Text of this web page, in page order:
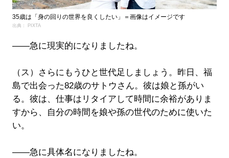
35歳は「身の回りの世界を良くしたい」＝画像はイメージです
出典： PIXTA
――急に現実的になりましたね。
（ス）さらにもうひと世代足しましょう。昨日、福
島で出会った82歳のサトウさん。彼は娘と孫がい
る。彼は、仕事はリタイアして時間に余裕がありま
すから、自分の時間を娘や孫の世代のために使いた
い。
――急に具体名になりましたね。